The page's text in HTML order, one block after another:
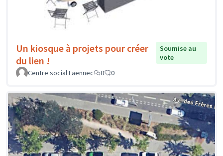
Un kiosque à projets pour créer
du lien !
Soumise au
vote
Centre social Laennec
0 0